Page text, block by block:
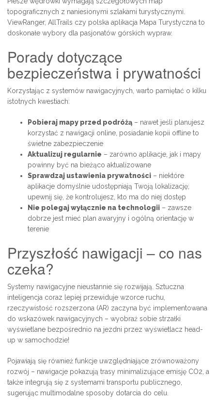
topograficznych z naniesionymi szlakami turystycznymi.
ViewRanger, AllTrails czy polska aplikacja Mapa Turystyczna to
doskonałe wybory dla pasjonatów górskich wypraw.
Porady dotyczące
bezpieczeństwa i prywatności
Korzystając z systemów nawigacyjnych, warto pamiętać o kilku
istotnych kwestiach:
Pobieraj mapy przed podróżą – nawet jeśli planujesz
korzystać z nawigacji online, posiadanie kopii offline to
świetne zabezpieczenie
Aktualizuj regularnie – zarówno aplikacje, jak i mapy
powinny być na bieżąco aktualizowane
Sprawdzaj ustawienia prywatności – niektóre
aplikacje domyślnie udostępniają Twoją lokalizację;
upewnij się, że kontrolujesz, kto ma do niej dostęp
Nie polegaj wyłącznie na technologii – zawsze
dobrze jest mieć plan awaryjny i ogólną orientację w
terenie
Przyszłość nawigacji – co nas
czeka?
Systemy nawigacyjne nieustannie się rozwijają. Sztuczna
inteligencja coraz lepiej przewiduje wzorce ruchu,
rzeczywistość rozszerzona (AR) zaczyna być implementowana
do wskazówek nawigacyjnych – wyobraź sobie strzałki
wyświetlane bezpośrednio na jezdni przez wyświetlacz head-
up w samochodzie!
Pojawiają się również funkcje uwzględniające zrównoważony
rozwój – nawigacje pokazują trasy minimalizujące emisję CO2, a
także integrują się z systemami transportu publicznego,
sugerując multimodalne sposoby dotarcia do celu.